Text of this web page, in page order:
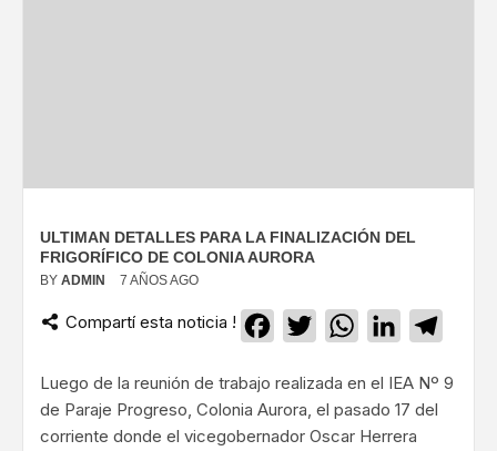
ULTIMAN DETALLES PARA LA FINALIZACIÓN DEL
FRIGORÍFICO DE COLONIA AURORA
BY ADMIN 7 AÑOS AGO
Compartí esta noticia ! Facebook
TwitterWhatsApp
LinkedIn
Luego de la reunión de trabajo realizada en el IEA Nº 9
de Paraje Progreso, Colonia Aurora, el pasado 17 del
corriente donde el vicegobernador Oscar Herrera